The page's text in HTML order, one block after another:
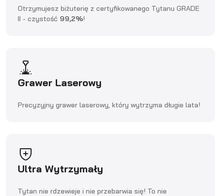
Otrzymujesz biżuterię z certyfikowanego Tytanu GRADE
II - czystość 99,2%!
Grawer Laserowy
Precyzyjny grawer laserowy, który wytrzyma długie lata!
Ultra Wytrzymały
Tytan nie rdzewieje i nie przebarwia się! To nie